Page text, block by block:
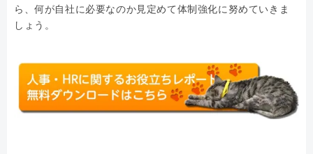
ら、何が自社に必要なのか見定めて体制強化に努めていきま
しょう。